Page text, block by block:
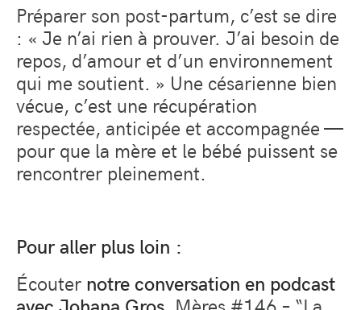
Préparer son post-partum, c’est se dire
: « Je n’ai rien à prouver. J’ai besoin de
repos, d’amour et d’un environnement
qui me soutient. » Une césarienne bien
vécue, c’est une récupération
respectée, anticipée et accompagnée —
pour que la mère et le bébé puissent se
rencontrer pleinement.
Pour aller plus loin :
Écouter notre conversation en podcast